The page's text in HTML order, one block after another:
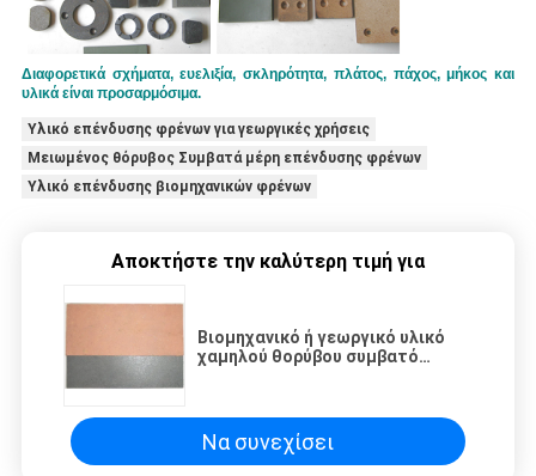
Διαφορετικά σχήματα, ευελιξία, σκληρότητα, πλάτος, πάχος, μήκος και
υλικά είναι προσαρμόσιμα.
Υλικό επένδυσης φρένων για γεωργικές χρήσεις
Μειωμένος θόρυβος Συμβατά μέρη επένδυσης φρένων
Υλικό επένδυσης βιομηχανικών φρένων
Αποκτήστε την καλύτερη τιμή για
Βιομηχανικό ή γεωργικό υλικό
χαμηλού θορύβου συμβατό
Να συνεχίσει